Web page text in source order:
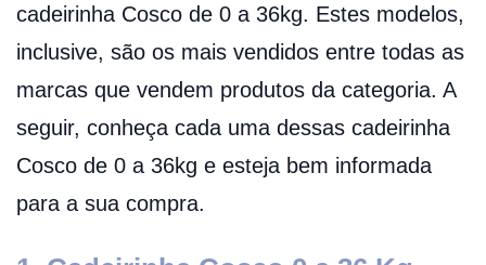
cadeirinha Cosco de 0 a 36kg. Estes modelos,
inclusive, são os mais vendidos entre todas as
marcas que vendem produtos da categoria. A
seguir, conheça cada uma dessas cadeirinha
Cosco de 0 a 36kg e esteja bem informada
para a sua compra.